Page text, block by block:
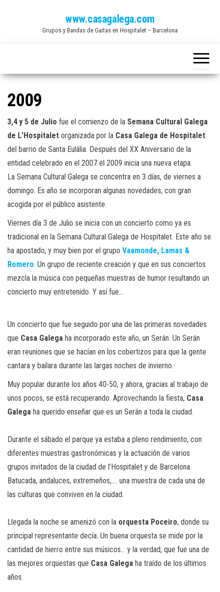
www.casagalega.com
Grupos y Bandas de Gaitas en Hospitalet – Barcelona
2009
3,4 y 5 de Julio fue el comienzo de la Semana Cultural Galega
de L’Hospitalet organizada por la Casa Galega de Hospitalet
del barrio de Santa Eulália. Después del XX Aniversario de la
entidad celebrado en el 2007 el 2009 inicia una nueva etapa.
La Semana Cultural Galega se concentra en 3 días, de viernes a
domingo. Es año se incorporan algunas novedades, con gran
acogida por el público asistente.
Viernes día 3 de Julio se inicia con un concierto como ya es
tradicional en la Semana Cultural Galega de Hospitalet. Este año se
ha apostado, y muy bien por el grupo Vaamonde, Lamas &
Romero. Un grupo de reciente creación y que en sus conciertos
mezcla la música con pequeñas muestras de humor resultando un
concierto muy entretenido. Y así fue…
Un concierto que fue seguido por una de las primeras novedades
que Casa Galega ha incorporado este año, un Serán. Un Serán
eran reuniones que se hacían en los cobertizos para que la gente
cantara y bailara durante las largas noches de invierno.
Muy popular durante los años 40-50, y ahora, gracias al trabajo de
unos pocos, se está recuperando. Aprovechando la fiesta, Casa
Galega ha querido enseñar que es un Serán a toda la ciudad.
Durante el sábado el parque ya estaba a pleno rendimiento, con
diferentes muestras gastronómicas y la actuación de varios
grupos invitados de la ciudad de l’Hospitalet y de Barcelona.
Batucada, andaluces, extremeños,…. una muestra de cada una de
las culturas que conviven en la ciudad.
Llegada la noche se amenizó con la orquesta Poceiro, donde su
principal representante decía: Un buena orquesta se mide por la
cantidad de hierro entre sus músicos… y la verdad, que fue una de
las mejores orquestas que Casa Galega ha traído de los últimos
años.